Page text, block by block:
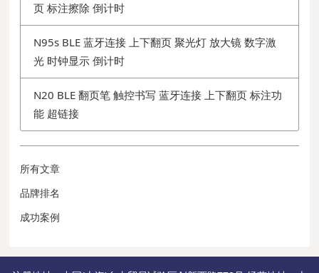
页 标注擦除 倒计时
N95s BLE 蓝牙连接 上下翻页 聚光灯 放大镜 数字激
光 时钟显示 倒计时
N20 BLE 翻页笔 触控书写 蓝牙连接 上下翻页 标注功
能 超链接
所有文章
品牌排名
成功案例